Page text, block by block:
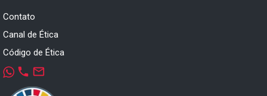
Contato
Canal de Ética
Código de Ética
phone mail_outline